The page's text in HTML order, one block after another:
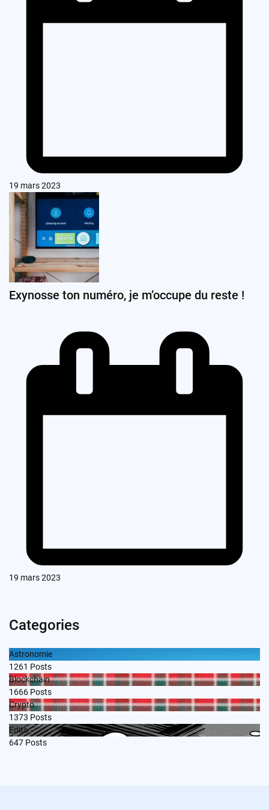
19 mars 2023
Exynosse ton numéro, je m’occupe du reste !
19 mars 2023
Categories
Astronomie
1261 Posts
Blockchain
1666 Posts
Crypto
1373 Posts
Edito
647 Posts